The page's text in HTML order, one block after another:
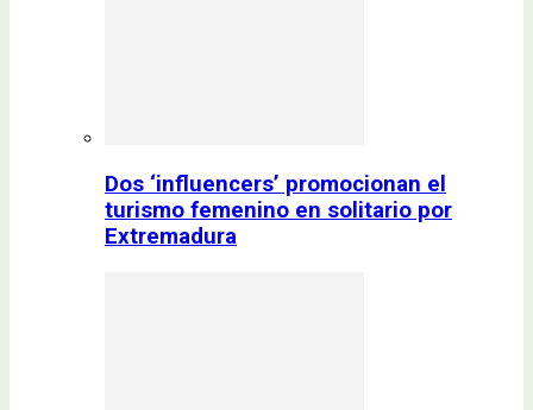
Dos ‘influencers’ promocionan el
turismo femenino en solitario por
Extremadura